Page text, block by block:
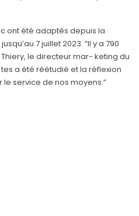
ont été adaptés depuis la
7 juillet 2023. “Il y a 790
le directeur mar- keting du
a été réétudié et la réflexion
service de nos moyens.”